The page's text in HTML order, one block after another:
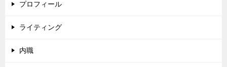
プロフィール
ライティング
内職